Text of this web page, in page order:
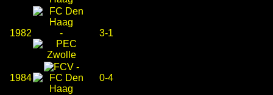
1982 - 3-1
1984
-
0-4